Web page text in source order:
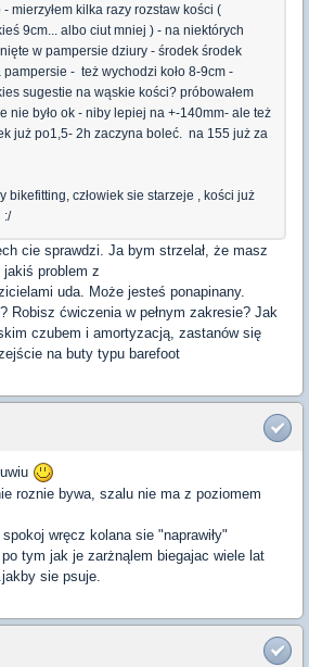
mierzyłem kilka razy rozstaw kości (
9cm... albo ciut mniej ) - na niektórych
w pampersie dziury - środek środek
- też wychodzi koło 8-9cm -
sugestie na wąskie kości? próbowałem
nie było ok - niby lepiej na +-140mm- ale też
już po1,5- 2h zaczyna boleć. na 155 już za
bikefitting, człowiek sie starzeje , kości już
:/
cie sprawdzi. Ja bym strzelał, że masz
jakiś problem z
uda. Może jesteś ponapinany.
Robisz ćwiczenia w pełnym zakresie? Jak
czubem i amortyzacją, zastanów się
na buty typu barefoot
roznie bywa, szalu nie ma z poziomem
wręcz kolana sie "naprawiły"
po tym jak je zarżnąlem biegajac wiele lat
sie psuje.